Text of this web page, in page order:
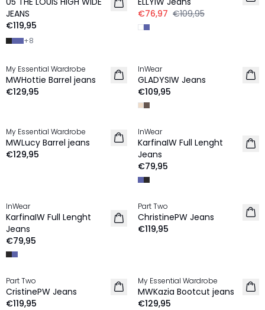
JEANS
€119,95
+8
€76,97 €109,95
My Essential Wardrobe
MWHottie Barrel jeans
€129,95
NEU
InWear
GLADYSIW Jeans
€109,95
NEU
My Essential Wardrobe
MWLucy Barrel jeans
€129,95
NEU
InWear
KarfinaIW Full Lenght
Jeans
€79,95
NEU
InWear
KarfinaIW Full Lenght
Jeans
€79,95
NEU
Part Two
ChristinePW Jeans
€119,95
NEU
Part Two
CristinePW Jeans
€119,95
NEU
My Essential Wardrobe
MWKazia Bootcut jeans
€129,95